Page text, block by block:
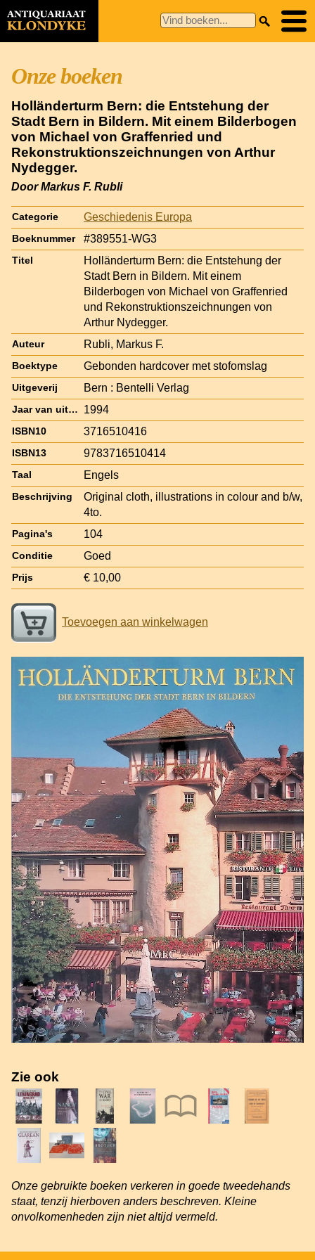
Onze boeken
Holländerturm Bern: die Entstehung der
Stadt Bern in Bildern. Mit einem Bilderbogen
von Michael von Graffenried und
Rekonstruktionszeichnungen von Arthur
Nydegger.
Door Markus F. Rubli
Categorie Geschiedenis Europa
Boeknummer #389551-WG3
Titel
Holländerturm Bern: die Entstehung der
Stadt Bern in Bildern. Mit einem
Bilderbogen von Michael von Graffenried
und Rekonstruktionszeichnungen von
Arthur Nydegger.
Auteur Rubli, Markus F.
Boektype Gebonden hardcover met stofomslag
Uitgeverij Bern : Bentelli Verlag
Jaar van uitgave 1994
ISBN10 3716510416
ISBN13 9783716510414
Taal Engels
Beschrijving
Original cloth, illustrations in colour and b/w,
4to.
Pagina's 104
Conditie Goed
Prijs € 10,00
Toevoegen aan winkelwagen
Zie ook
Onze gebruikte boeken verkeren in goede tweedehands
staat, tenzij hierboven anders beschreven. Kleine
onvolkomenheden zijn niet altijd vermeld.